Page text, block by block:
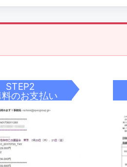
STEP2
のお支払い